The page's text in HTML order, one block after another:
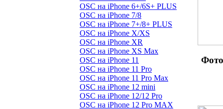
OSC на iPhone 6+/6S+ PLUS
OSC на iPhone 7/8
OSC на iPhone 7+/8+ PLUS
OSC на iPhone X/XS
OSC на iPhone XR
OSC на iPhone XS Max
OSC на iPhone 11
OSC на iPhone 11 Pro
OSC на iPhone 11 Pro Max
OSC на iPhone 12 mini
OSC на iPhone 12/12 Pro
OSC на iPhone 12 Pro MAX